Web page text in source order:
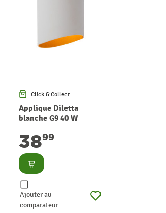
Click & Collect
Applique Diletta
blanche G9 40 W
3899
Consulter
Ajouter au
comparateur